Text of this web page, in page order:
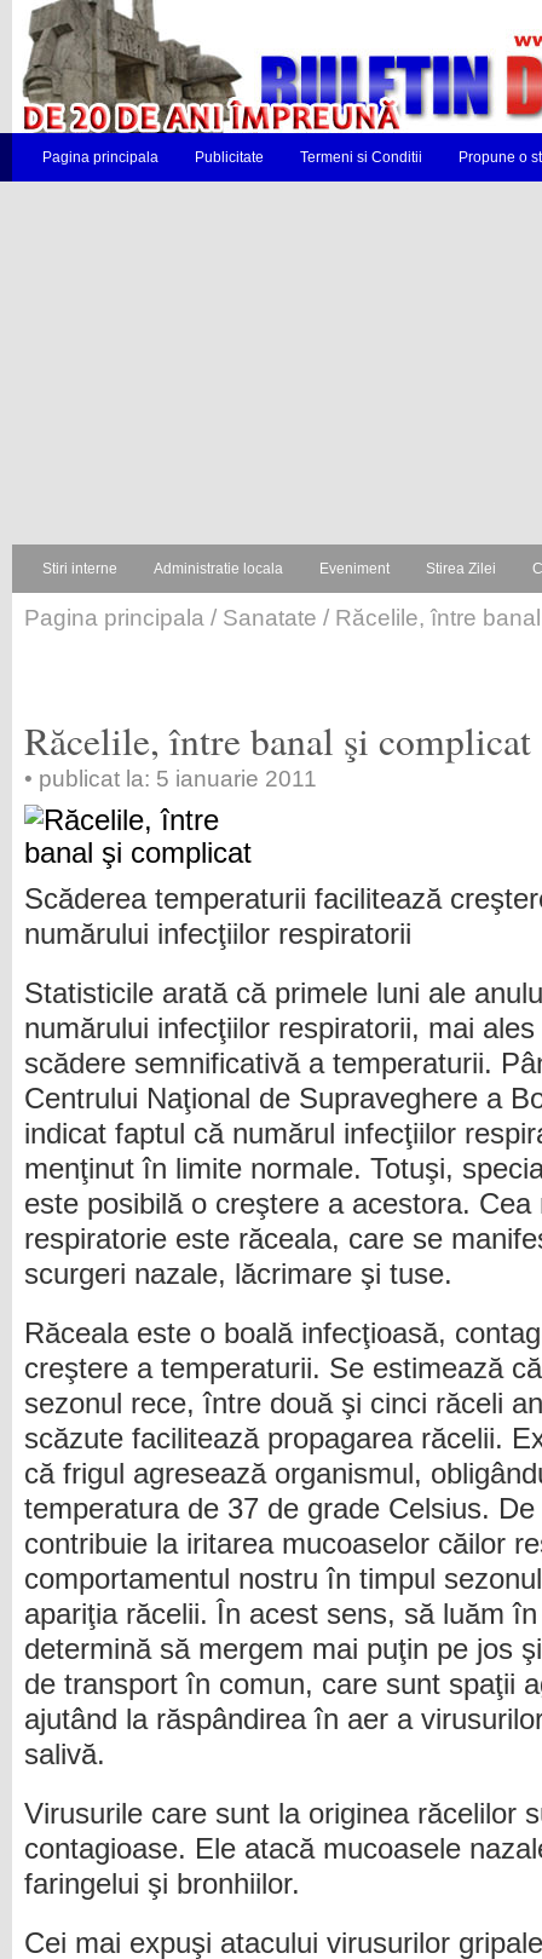
Pagina principala Publicitate Termeni si Conditii Propune o
Stiri interne Administratie locala Eveniment Stirea Zilei
Pagina principala / Sanatate / Răcelile, între
Răcelile, între banal şi complicat
• publicat la: 5 ianuarie 2011
Scăderea temperaturii facilitează
numărului infecţiilor respiratorii
Statisticile arată că primele luni ale
numărului infecţiilor respiratorii, mai
scădere semnificativă a temperaturii.
Centrului Naţional de Supraveghere a
indicat faptul că numărul infecţiilor
menţinut în limite normale. Totuşi,
este posibilă o creştere a acestora.
respiratorie este răceala, care se
scurgeri nazale, lăcrimare şi tuse.
Răceala este o boală infecţioasă,
creştere a temperaturii. Se estimează
sezonul rece, între două şi cinci răceli
scăzute facilitează propagarea răcelii.
că frigul agresează organismul,
temperatura de 37 de grade Celsius.
contribuie la iritarea mucoaselor căilor
comportamentul nostru în timpul
apariţia răcelii. În acest sens, să luăm
determină să mergem mai puţin pe jos
de transport în comun, care sunt spaţii
ajutând la răspândirea în aer a
salivă.
Virusurile care sunt la originea răcelilor
contagioase. Ele atacă mucoasele
faringelui şi bronhiilor.
Cei mai expuşi atacului virusurilor